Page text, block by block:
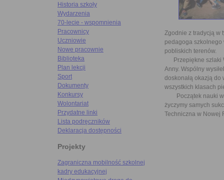
Historia szkoły
Wydarzenia
70-lecie - wspomnienia
Pracownicy
Uczniowie
Nowe pracownie
Biblioteka
Plan lekcji
Sport
Dokumenty
Konkursy
Wolontariat
Przydatne linki
Lista podręczników
Deklaracja dostępności
Projekty
Zagraniczna mobilność szkolnej
kadry edukacyjnej
Zgodnie z tradycją w
pedagoga szkolnego
pobliskich terenów.
Przepiękne szlaki
Anny. Wspólny
doskonałą okazją
wszystkich klasach
Początek nauki w
życzymy samych
Techniczna w Nowej